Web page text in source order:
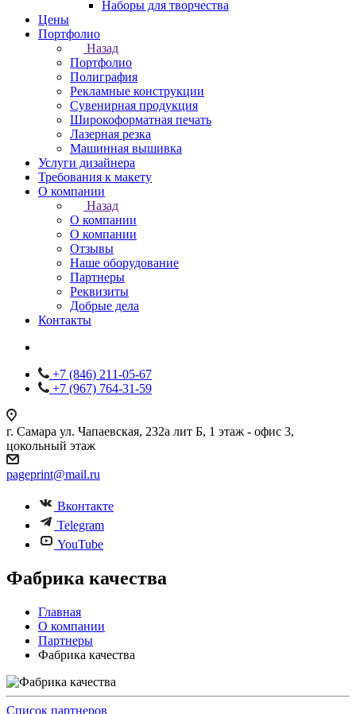
Наборы для творчества
Цены
Портфолио
Назад
Портфолио
Полиграфия
Рекламные конструкции
Сувенирная продукция
Широкоформатная печать
Лазерная резка
Машинная вышивка
Услуги дизайнера
Требования к макету
О компании
Назад
О компании
О компании
Отзывы
Наше оборудование
Партнеры
Реквизиты
Добрые дела
Контакты
+7 (846) 211-05-67
+7 (967) 764-31-59
г. Самара ул. Чапаевская, 232а лит Б, 1 этаж - офис 3,
цокольный этаж
pageprint@mail.ru
Вконтакте
Telegram
YouTube
Фабрика качества
Главная
О компании
Партнеры
Фабрика качества
Список партнеров